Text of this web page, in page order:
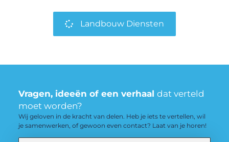
Landbouw Diensten
Vragen, ideeën of een verhaal dat verteld
moet worden?
Wij geloven in de kracht van delen. Heb je iets te vertellen, wil
je samenwerken, of gewoon even contact? Laat van je horen!